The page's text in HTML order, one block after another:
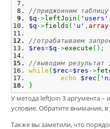
//приджоиним таблицу
$q ->leftJoin ( 'users'
$q ->fields ( 'u' , array
//отрабатываем
$res=$q ->execute ( ) ;
//выводим результат
while ( $rec=$res ->
echo
$rec
}
У метода leftJoin 3 аргумента
условие. Обратите внимание,
Также вы заметили, что